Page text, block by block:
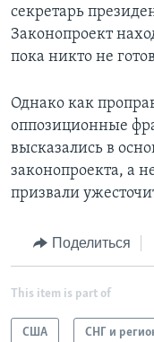
секретарь
Законопроект
пока никто не
Однако как
оппозиционные
высказались в
законопроекта, а
призвали
Поделиться
This item is part of
США СНГ и